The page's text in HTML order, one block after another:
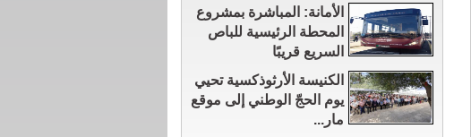
الأمانة: المباشرة بمشروع
المحطة الرئيسية للباص
السريع قريبًا
الكنيسة الأرثوذكسية تحيي
يوم الحجّ الوطني إلى موقع
مار...